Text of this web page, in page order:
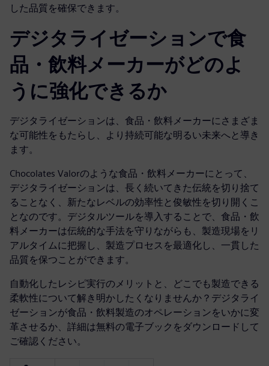
した品質を確保できます。
デジタライゼーションで食
品・飲料メーカーがどのよ
うに強化できるか
デジタライゼーションは、食品・飲料メーカーにさまざま
な可能性をもたらし、より持続可能な明るい未来へと導き
ます。
Chocolates Valorのような食品・飲料メーカーにとって、
デジタライゼーションは、長く続いてきた伝統を切り捨て
ることなく、新たなレベルの効率性と俊敏性を切り開くこ
となのです。デジタルツールを導入することで、食品・飲
料メーカーは伝統的な手法を守りながらも、製造現場をリ
アルタイムに把握し、製造プロセスを最適化し、一貫した
品質を保つことができます。
自動化したレシピ実行のメリットと、どこでも製造できる
柔軟性について解き明かしたくなりませんか？デジタライ
ゼーションが食品・飲料製造のオペレーションをいかに変
革させるか、詳細は無料の電子ブックをダウンロードして
ご確認ください。